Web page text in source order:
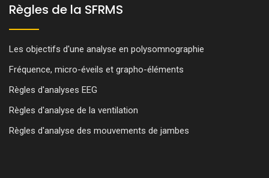
Règles de la SFRMS
Les objectifs d'une analyse en polysomnographie
Fréquence, micro-éveils et grapho-éléments
Règles d'analyses EEG
Règles d'analyse de la ventilation
Règles d'analyse des mouvements de jambes